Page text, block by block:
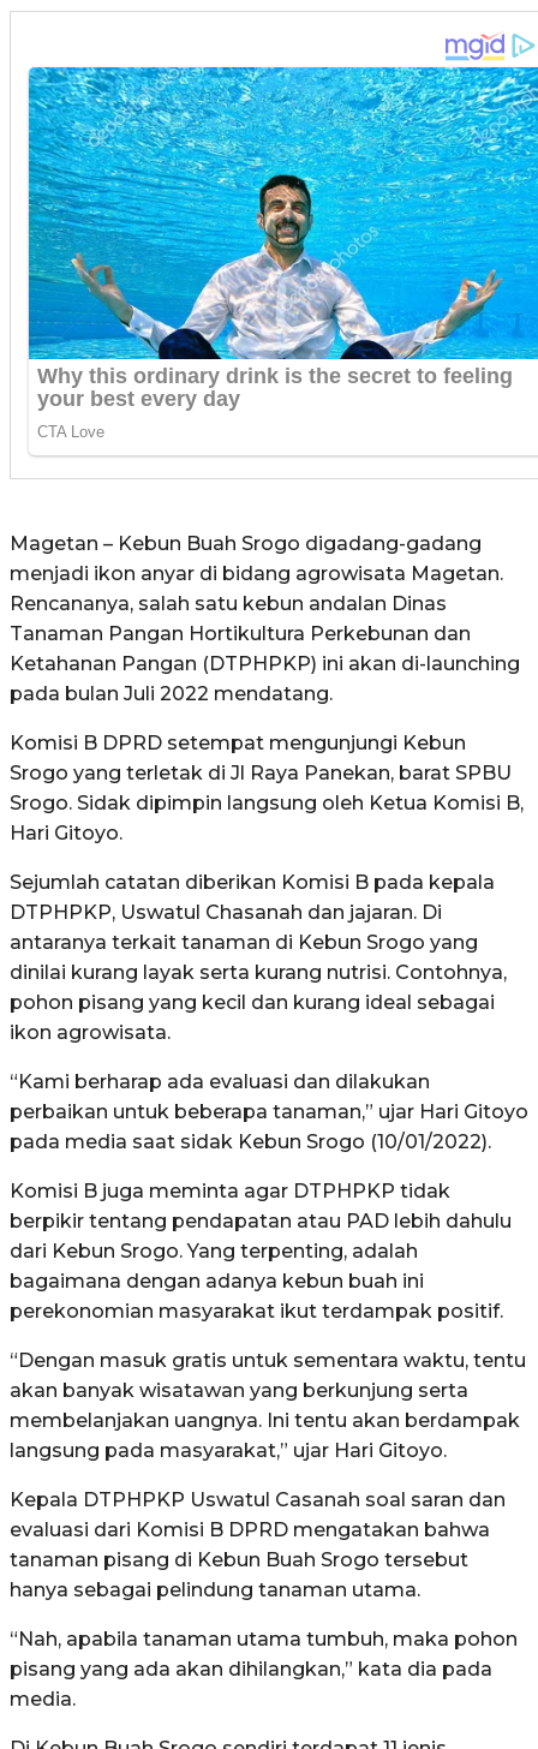
Magetan – Kebun Buah Srogo digadang-gadang
menjadi ikon anyar di bidang agrowisata Magetan.
Rencananya, salah satu kebun andalan Dinas
Tanaman Pangan Hortikultura Perkebunan dan
Ketahanan Pangan (DTPHPKP) ini akan di-launching
pada bulan Juli 2022 mendatang.
Komisi B DPRD setempat mengunjungi Kebun
Srogo yang terletak di Jl Raya Panekan, barat SPBU
Srogo. Sidak dipimpin langsung oleh Ketua Komisi B,
Hari Gitoyo.
Sejumlah catatan diberikan Komisi B pada kepala
DTPHPKP, Uswatul Chasanah dan jajaran. Di
antaranya terkait tanaman di Kebun Srogo yang
dinilai kurang layak serta kurang nutrisi. Contohnya,
pohon pisang yang kecil dan kurang ideal sebagai
ikon agrowisata.
“Kami berharap ada evaluasi dan dilakukan
perbaikan untuk beberapa tanaman,” ujar Hari Gitoyo
pada media saat sidak Kebun Srogo (10/01/2022).
Komisi B juga meminta agar DTPHPKP tidak
berpikir tentang pendapatan atau PAD lebih dahulu
dari Kebun Srogo. Yang terpenting, adalah
bagaimana dengan adanya kebun buah ini
perekonomian masyarakat ikut terdampak positif.
“Dengan masuk gratis untuk sementara waktu, tentu
akan banyak wisatawan yang berkunjung serta
membelanjakan uangnya. Ini tentu akan berdampak
langsung pada masyarakat,” ujar Hari Gitoyo.
Kepala DTPHPKP Uswatul Casanah soal saran dan
evaluasi dari Komisi B DPRD mengatakan bahwa
tanaman pisang di Kebun Buah Srogo tersebut
hanya sebagai pelindung tanaman utama.
“Nah, apabila tanaman utama tumbuh, maka pohon
pisang yang ada akan dihilangkan,” kata dia pada
media.